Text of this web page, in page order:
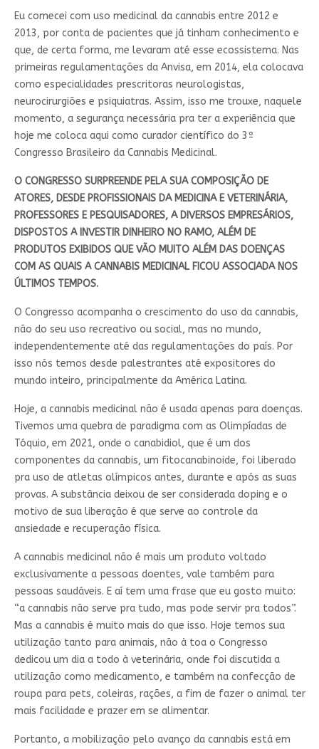
Eu comecei com uso medicinal da cannabis entre 2012 e
2013, por conta de pacientes que já tinham conhecimento e
que, de certa forma, me levaram até esse ecossistema. Nas
primeiras regulamentações da Anvisa, em 2014, ela colocava
como especialidades prescritoras neurologistas,
neurocirurgiões e psiquiatras. Assim, isso me trouxe, naquele
momento, a segurança necessária pra ter a experiência que
hoje me coloca aqui como curador científico do 3º
Congresso Brasileiro da Cannabis Medicinal.
O CONGRESSO SURPREENDE PELA SUA COMPOSIÇÃO DE
ATORES, DESDE PROFISSIONAIS DA MEDICINA E VETERINÁRIA,
PROFESSORES E PESQUISADORES, A DIVERSOS EMPRESÁRIOS,
DISPOSTOS A INVESTIR DINHEIRO NO RAMO, ALÉM DE
PRODUTOS EXIBIDOS QUE VÃO MUITO ALÉM DAS DOENÇAS
COM AS QUAIS A CANNABIS MEDICINAL FICOU ASSOCIADA NOS
ÚLTIMOS TEMPOS.
O Congresso acompanha o crescimento do uso da cannabis,
não do seu uso recreativo ou social, mas no mundo,
independentemente até das regulamentações do país. Por
isso nós temos desde palestrantes até expositores do
mundo inteiro, principalmente da América Latina.
Hoje, a cannabis medicinal não é usada apenas para doenças.
Tivemos uma quebra de paradigma com as Olimpíadas de
Tóquio, em 2021, onde o canabidiol, que é um dos
componentes da cannabis, um fitocanabinoide, foi liberado
pra uso de atletas olímpicos antes, durante e após as suas
provas. A substância deixou de ser considerada doping e o
motivo de sua liberação é que serve ao controle da
ansiedade e recuperação física.
A cannabis medicinal não é mais um produto voltado
exclusivamente a pessoas doentes, vale também para
pessoas saudáveis. E aí tem uma frase que eu gosto muito:
“a cannabis não serve pra tudo, mas pode servir pra todos”.
Mas a cannabis é muito mais do que isso. Hoje temos sua
utilização tanto para animais, não à toa o Congresso
dedicou um dia a todo à veterinária, onde foi discutida a
utilização como medicamento, e também na confecção de
roupa para pets, coleiras, rações, a fim de fazer o animal ter
mais facilidade e prazer em se alimentar.
Portanto, a mobilização pelo avanço da cannabis está em